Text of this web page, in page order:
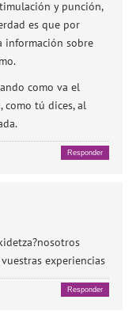
y punción,
es que por
información sobre
como va el
como tú dices, al
Responder
experiencias
Responder